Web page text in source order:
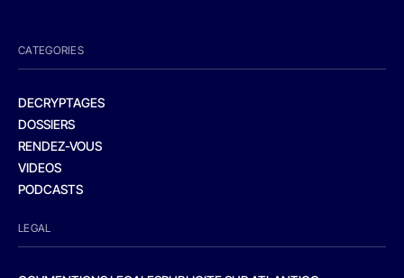
CATEGORIES
DECRYPTAGES
DOSSIERS
RENDEZ-VOUS
VIDEOS
PODCASTS
LEGAL